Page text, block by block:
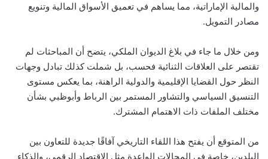
والمالية الإماراتية، مما يساهم في تعميق الأسواق المالية وتنويع
مصادر التمويل.
ومن خلال ما جاء في بلاغ الديوان الملكي، يتضح أن المباحثات لم
تقتصر على العلاقات الثنائية فحسب، بل شملت كذلك تبادل وجهات
النظر حول القضايا الإقليمية والدولية الراهنة، بما يعكس مستوى
التنسيق السياسي والتشاور المستمر بين الرباط وأبوظبي بشأن
مختلف الملفات ذات الاهتمام المشترك.
من المتوقع أن يفتح هذا اللقاء التاريخي آفاقًا جديدة للتعاون بين
البلدين، خاصة في المجالات الواعدة مثل الاقتصاد الرقمي، والذكاء